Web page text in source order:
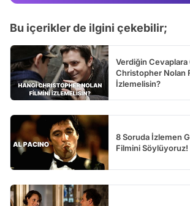
Bu içerikler de ilgini çekebilir;
Verdiğin Cevaplara
Christopher Nolan
İzlemelisin?
8 Soruda İzlemen
Filmini Söylüyoruz!